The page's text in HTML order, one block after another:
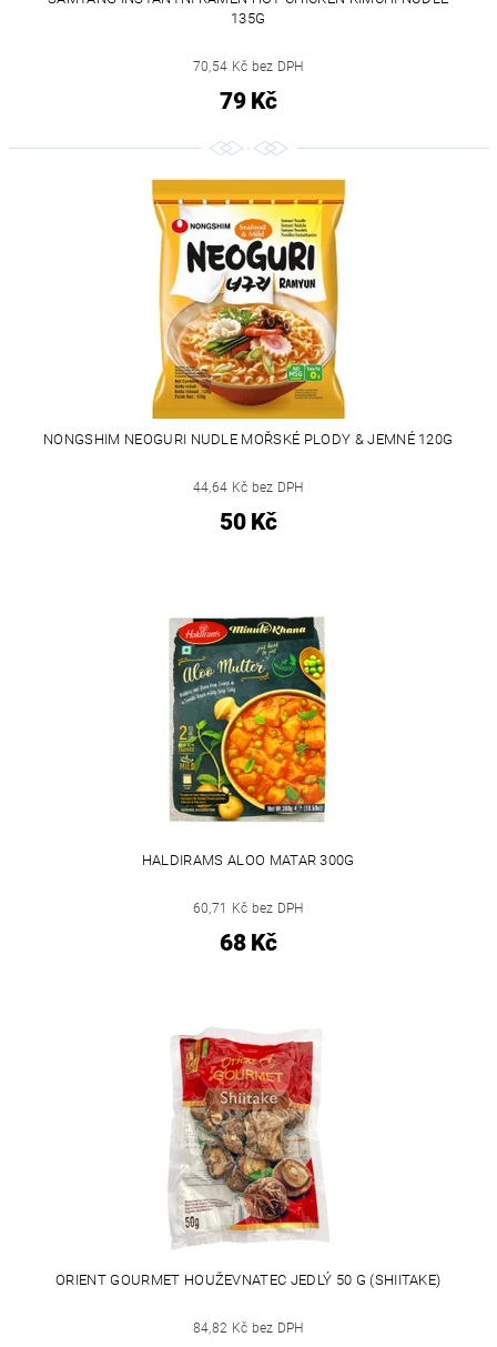
135G
70,54 Kč bez DPH
79 Kč
NONGSHIM NEOGURI NUDLE MOŘSKÉ PLODY & JEMNÉ 120G
44,64 Kč bez DPH
50 Kč
HALDIRAMS ALOO MATAR 300G
60,71 Kč bez DPH
68 Kč
ORIENT GOURMET HOUŽEVNATEC JEDLÝ 50 G (SHIITAKE)
84,82 Kč bez DPH